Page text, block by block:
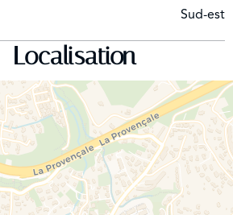
de Maître - Système d'alarme
Sud-est
Localisation